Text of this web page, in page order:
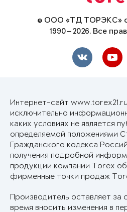
© ООО «ТД ТОРЭКС»
1990—2026. Все
Интернет-сайт
исключительно
каких условиях не является
определяемой положениями
Гражданского кодекса
получения подробной
продукции компании Torex
фирменные точки продаж
Производитель оставляет за
время вносить изменения в